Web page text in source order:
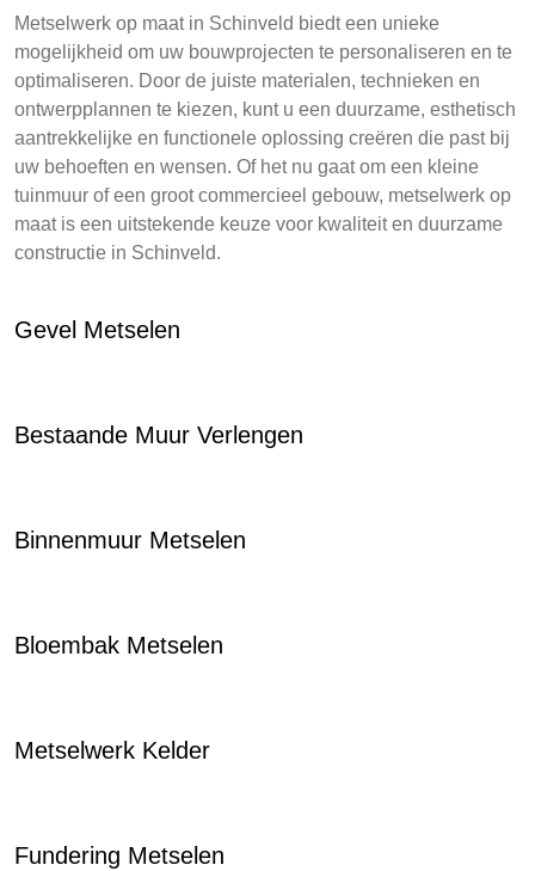
Metselwerk op maat in Schinveld biedt een unieke
mogelijkheid om uw bouwprojecten te personaliseren en te
optimaliseren. Door de juiste materialen, technieken en
ontwerpplannen te kiezen, kunt u een duurzame, esthetisch
aantrekkelijke en functionele oplossing creëren die past bij
uw behoeften en wensen. Of het nu gaat om een kleine
tuinmuur of een groot commercieel gebouw, metselwerk op
maat is een uitstekende keuze voor kwaliteit en duurzame
constructie in Schinveld.
Gevel Metselen
Bestaande Muur Verlengen
Binnenmuur Metselen
Bloembak Metselen
Metselwerk Kelder
Fundering Metselen